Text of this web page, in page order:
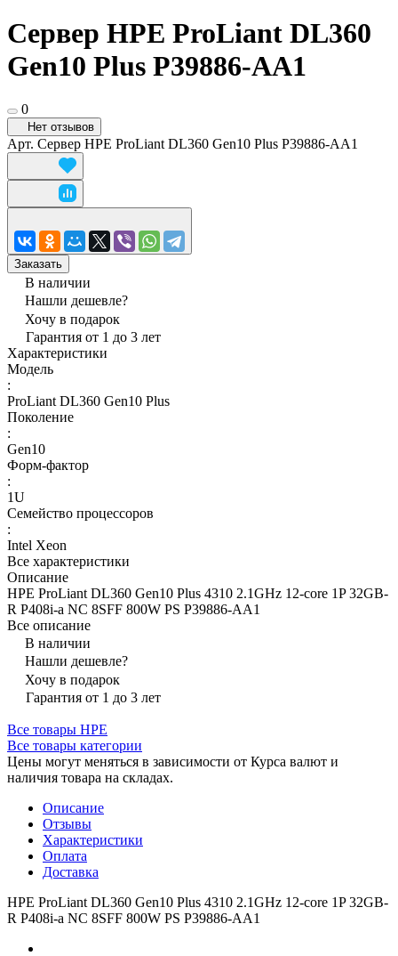
Сервер HPE ProLiant DL360
Gen10 Plus P39886-AA1
0
Нет отзывов
Арт. Сервер HPE ProLiant DL360 Gen10 Plus P39886-AA1
Заказать
В наличии
Нашли дешевле?
Хочу в подарок
Гарантия от 1 до 3 лет
Характеристики
Модель
:
ProLiant DL360 Gen10 Plus
Поколение
:
Gen10
Форм-фактор
:
1U
Семейство процессоров
:
Intel Xeon
Все характеристики
Описание
HPE ProLiant DL360 Gen10 Plus 4310 2.1GHz 12-core 1P 32GB-
R P408i-a NC 8SFF 800W PS P39886-AA1
Все описание
В наличии
Нашли дешевле?
Хочу в подарок
Гарантия от 1 до 3 лет
Все товары HPE
Все товары категории
Цены могут меняться в зависимости от Курса валют и
наличия товара на складах.
Описание
Отзывы
Характеристики
Оплата
Доставка
HPE ProLiant DL360 Gen10 Plus 4310 2.1GHz 12-core 1P 32GB-
R P408i-a NC 8SFF 800W PS P39886-AA1